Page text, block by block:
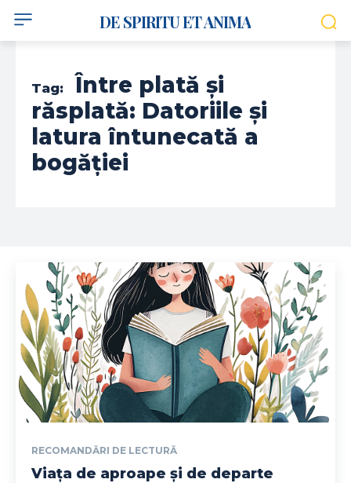
DE SPIRITU ET ANIMA
Tag:
Între plată și
răsplată: Datoriile și
latura întunecată a
bogăției
RECOMANDĂRI DE LECTURĂ
Viața de aproape și de departe